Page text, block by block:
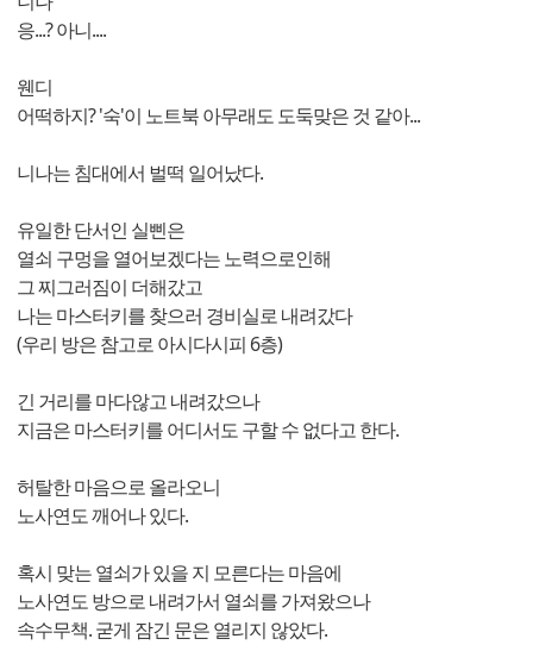
응...? 아니....
웬디
어떡하지? '숙'이 노트북 아무래도 도둑맞은 것 같아...
니나는 침대에서 벌떡 일어났다.
유일한 단서인 실삔은
열쇠 구멍을 열어보겠다는 노력으로인해
그 찌그러짐이 더해갔고
나는 마스터키를 찾으러 경비실로 내려갔다
(우리 방은 참고로 아시다시피 6층)
긴 거리를 마다않고 내려갔으나
지금은 마스터키를 어디서도 구할 수 없다고 한다.
허탈한 마음으로 올라오니
노사연도 깨어나 있다.
혹시 맞는 열쇠가 있을 지 모른다는 마음에
노사연도 방으로 내려가서 열쇠를 가져왔으나
속수무책. 굳게 잠긴 문은 열리지 않았다.